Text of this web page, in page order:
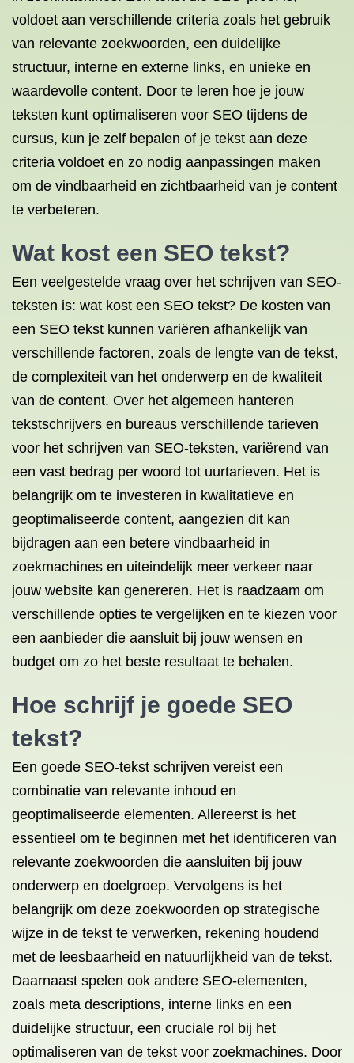
voldoet aan verschillende criteria zoals het gebruik
van relevante zoekwoorden, een duidelijke
structuur, interne en externe links, en unieke en
waardevolle content. Door te leren hoe je jouw
teksten kunt optimaliseren voor SEO tijdens de
cursus, kun je zelf bepalen of je tekst aan deze
criteria voldoet en zo nodig aanpassingen maken
om de vindbaarheid en zichtbaarheid van je content
te verbeteren.
Wat kost een SEO tekst?
Een veelgestelde vraag over het schrijven van SEO-
teksten is: wat kost een SEO tekst? De kosten van
een SEO tekst kunnen variëren afhankelijk van
verschillende factoren, zoals de lengte van de tekst,
de complexiteit van het onderwerp en de kwaliteit
van de content. Over het algemeen hanteren
tekstschrijvers en bureaus verschillende tarieven
voor het schrijven van SEO-teksten, variërend van
een vast bedrag per woord tot uurtarieven. Het is
belangrijk om te investeren in kwalitatieve en
geoptimaliseerde content, aangezien dit kan
bijdragen aan een betere vindbaarheid in
zoekmachines en uiteindelijk meer verkeer naar
jouw website kan genereren. Het is raadzaam om
verschillende opties te vergelijken en te kiezen voor
een aanbieder die aansluit bij jouw wensen en
budget om zo het beste resultaat te behalen.
Hoe schrijf je goede SEO
tekst?
Een goede SEO-tekst schrijven vereist een
combinatie van relevante inhoud en
geoptimaliseerde elementen. Allereerst is het
essentieel om te beginnen met het identificeren van
relevante zoekwoorden die aansluiten bij jouw
onderwerp en doelgroep. Vervolgens is het
belangrijk om deze zoekwoorden op strategische
wijze in de tekst te verwerken, rekening houdend
met de leesbaarheid en natuurlijkheid van de tekst.
Daarnaast spelen ook andere SEO-elementen,
zoals meta descriptions, interne links en een
duidelijke structuur, een cruciale rol bij het
optimaliseren van de tekst voor zoekmachines. Door